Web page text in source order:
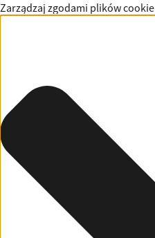
Zarządzaj zgodami plików cookie